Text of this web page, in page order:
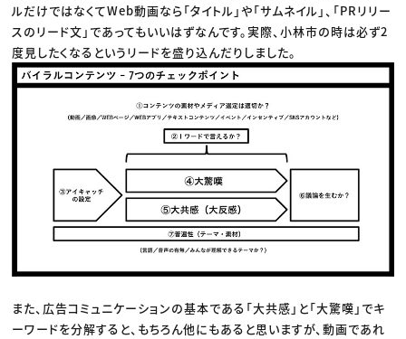
ルだけではなくてWeb動画なら「タイトル」や「サムネイル」、「PRリリー
スのリード文」であってもいいはずなんです。実際、小林市の時は必ず2
度見したくなるというリードを盛り込んだりしました。
また、広告コミュニケーションの基本である「大共感」と「大驚嘆」でキ
ーワードを分解すると、もちろん他にもあると思いますが、動画であれ